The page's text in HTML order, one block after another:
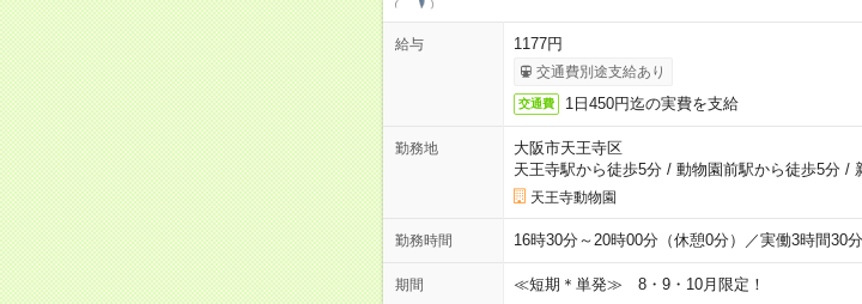
給与 1177円
交通費別途支給あり
交通費 1日450円迄の実費を支給
勤務地
大阪市天王寺区
天王寺駅から徒歩5分/ 動物園前駅から徒歩5分/
天王寺動物園
勤務時間 16時30分～20時00分（休憩0分）／実働3時間30分
期間 ≪短期＊単発≫ 8・9・10月限定！